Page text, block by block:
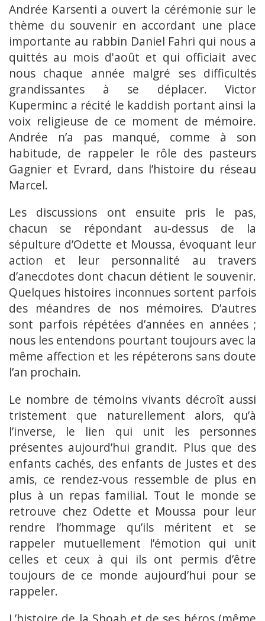
Andrée Karsenti a ouvert la cérémonie sur le
thème du souvenir en accordant une place
importante au rabbin Daniel Fahri qui nous a
quittés au mois d'août et qui officiait avec
nous chaque année malgré ses difficultés
grandissantes à se déplacer. Victor
Kuperminc a récité le kaddish portant ainsi la
voix religieuse de ce moment de mémoire.
Andrée n’a pas manqué, comme à son
habitude, de rappeler le rôle des pasteurs
Gagnier et Evrard, dans l’histoire du réseau
Marcel.
Les discussions ont ensuite pris le pas,
chacun se répondant au-dessus de la
sépulture d’Odette et Moussa, évoquant leur
action et leur personnalité au travers
d’anecdotes dont chacun détient le souvenir.
Quelques histoires inconnues sortent parfois
des méandres de nos mémoires. D’autres
sont parfois répétées d’années en années ;
nous les entendons pourtant toujours avec la
même affection et les répéterons sans doute
l’an prochain.
Le nombre de témoins vivants décroît aussi
tristement que naturellement alors, qu’à
l’inverse, le lien qui unit les personnes
présentes aujourd’hui grandit. Plus que des
enfants cachés, des enfants de Justes et des
amis, ce rendez-vous ressemble de plus en
plus à un repas familial. Tout le monde se
retrouve chez Odette et Moussa pour leur
rendre l’hommage qu’ils méritent et se
rappeler mutuellement l’émotion qui unit
celles et ceux à qui ils ont permis d’être
toujours de ce monde aujourd’hui pour se
rappeler.